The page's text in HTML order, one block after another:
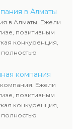
в Алматы
в Алматы. Ежели
позитивным
конкуренция,
компания
Ежели
позитивным
конкуренция,